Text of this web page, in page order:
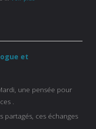
et
une pensée pour
.
partagés, ces échanges